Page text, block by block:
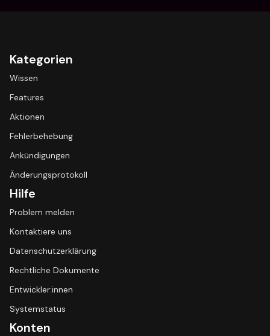
Kategorien
Wissen
Features
Aktionen
Fehlerbehebung
Ankündigungen
Änderungsprotokoll
Hilfe
Problem melden
Kontaktiere uns
Datenschutzerklärung
Rechtliche Dokumente
Entwickler:innen
Systemstatus
Konten